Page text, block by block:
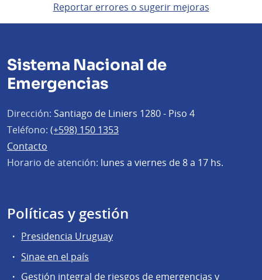
Reportar errores o sugerir mejoras
Sistema Nacional de
Emergencias
Dirección: Santiago de Liniers 1280 - Piso 4
Teléfono: (+598) 150 1353
Contacto
Horario de atención: lunes a viernes de 8 a 17 hs.
Políticas y gestión
Presidencia Uruguay
Sinae en el país
Gestión integral de riesgos de emergencias y